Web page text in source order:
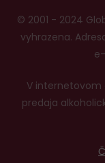
© 2001 - 2024
vyhrazena.
V internetovom
predaja